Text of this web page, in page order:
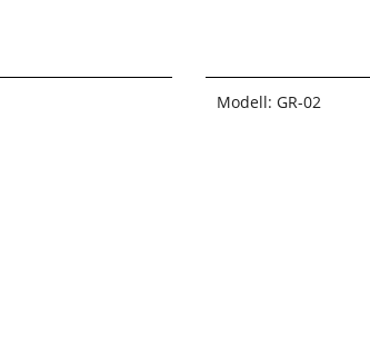
Modell: GR-02